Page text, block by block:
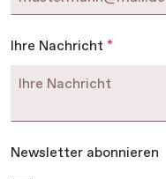
Ihre Nachricht *
Newsletter abonnieren